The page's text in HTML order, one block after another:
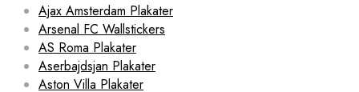
Ajax Amsterdam Plakater
Arsenal FC Wallstickers
AS Roma Plakater
Aserbajdsjan Plakater
Aston Villa Plakater